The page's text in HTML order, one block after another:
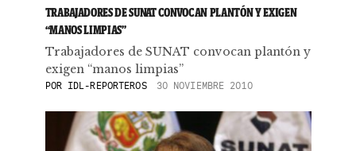
TRABAJADORES DE SUNAT CONVOCAN PLANTÓN Y EXIGEN
“MANOS LIMPIAS”
Trabajadores de SUNAT convocan plantón y
exigen “manos limpias”
POR IDL-REPORTEROS 30 NOVIEMBRE 2010